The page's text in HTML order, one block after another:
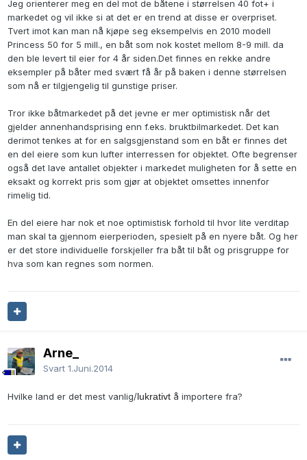
Jeg orienterer meg en del mot de båtene i størrelsen 40 fot+ i
markedet og vil ikke si at det er en trend at disse er overpriset.
Tvert imot kan man nå kjøpe seg eksempelvis en 2010 modell
Princess 50 for 5 mill., en båt som nok kostet mellom 8-9 mill. da
den ble levert til eier for 4 år siden.Det finnes en rekke andre
eksempler på båter med svært få år på baken i denne størrelsen
som nå er tilgjengelig til gunstige priser.
Tror ikke båtmarkedet på det jevne er mer optimistisk når det
gjelder annenhandsprising enn f.eks. bruktbilmarkedet. Det kan
derimot tenkes at for en salgsgjenstand som en båt er finnes det
en del eiere som kun lufter interressen for objektet. Ofte begrenser
også det lave antallet objekter i markedet muligheten for å sette en
eksakt og korrekt pris som gjør at objektet omsettes innenfor
rimelig tid.
En del eiere har nok et noe optimistisk forhold til hvor lite verditap
man skal ta gjennom eierperioden, spesielt på en nyere båt. Og her
er det store individuelle forskjeller fra båt til båt og prisgruppe for
hva som kan regnes som normen.
Arne_
Svart 1.Juni.2014
Hvilke land er det mest vanlig/lukrativt å importere fra?